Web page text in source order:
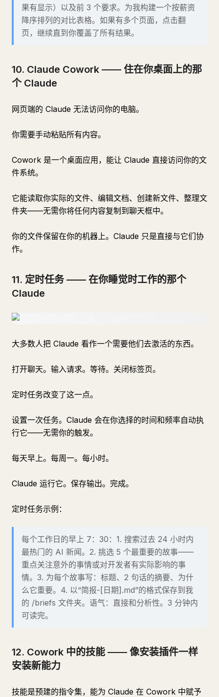
果有显示）以及前 3 个要求。为我构建一个按薪资
降序排列的对比表格。如果有多个页面，点击翻
页，继续直到你覆盖了所有结果。
10. Claude Cowork —— 住在你桌面上的那
个 Claude
网页端的 Claude 无法访问你的电脑。
你需要手动粘贴所有内容。
Cowork 是一个桌面应用，能让 Claude 直接访问你的文
件系统。
它能读取你实际的文件、编辑文档、创建新文件、整理文
件夹——无需你将任何内容复制到聊天框中。
你的文件保留在你的机器上。Claude 只是直接与它们协
作。
11. 定时任务 —— 在你睡觉时工作的那个
Claude
大多数人把 Claude 看作一个需要他们去激活的东西。
打开聊天。输入请求。等待。关闭标签页。
定时任务改变了这一点。
设置一次任务。Claude 会在你选择的时间和频率自动执
行它——无需你的触发。
每天早上。每周一。每小时。
Claude 运行它。保存输出。完成。
定时任务示例：
每个工作日的早上 7：30：1. 搜索过去 24 小时内
最热门的 AI 新闻。2. 挑选 5 个最重要的故事——
重点关注意外的事情或对开发者有实际影响的事
情。3. 为每个故事写：标题、2 句话的摘要、为什
么它重要。4. 以“简报-[日期].md”的格式保存到我
的 /briefs 文件夹。语气：直接和分析性。3 分钟内
可读完。
12. Cowork 中的技能 —— 像安装插件一样
安装新能力
技能是预建的指令集，能为 Claude 在 Cowork 中赋予